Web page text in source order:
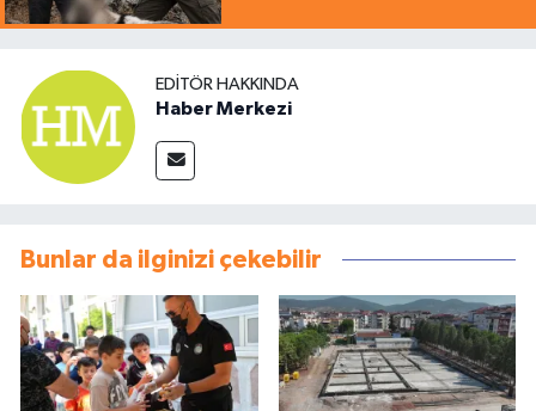
EDITÖR HAKKINDA
Haber Merkezi
Bunlar da ilginizi çekebilir